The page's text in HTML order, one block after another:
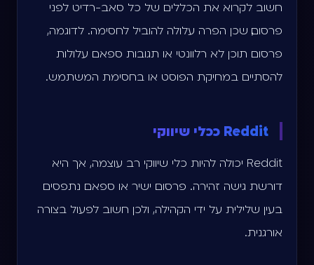
חשוב לקרוא את הכללים של כל סאב-רדיט לפני
פרסום, שכן הפרה עלולה להוביל לחסימה. לדוגמה,
פרסום תוכן לא רלוונטי או תגובות ספאם עלולות
להסתיים במחיקת הפוסט או בחסימת המשתמש.
Reddit ככלי שיווקי
Reddit יכולה להיות כלי שיווקי רב עוצמה, אך היא
דורשת גישה זהירה. פרסום ישיר או ספאם נתפסים
בעין שלילית על ידי הקהילה, ולכן חשוב לפעול בצורה
אורגנית.